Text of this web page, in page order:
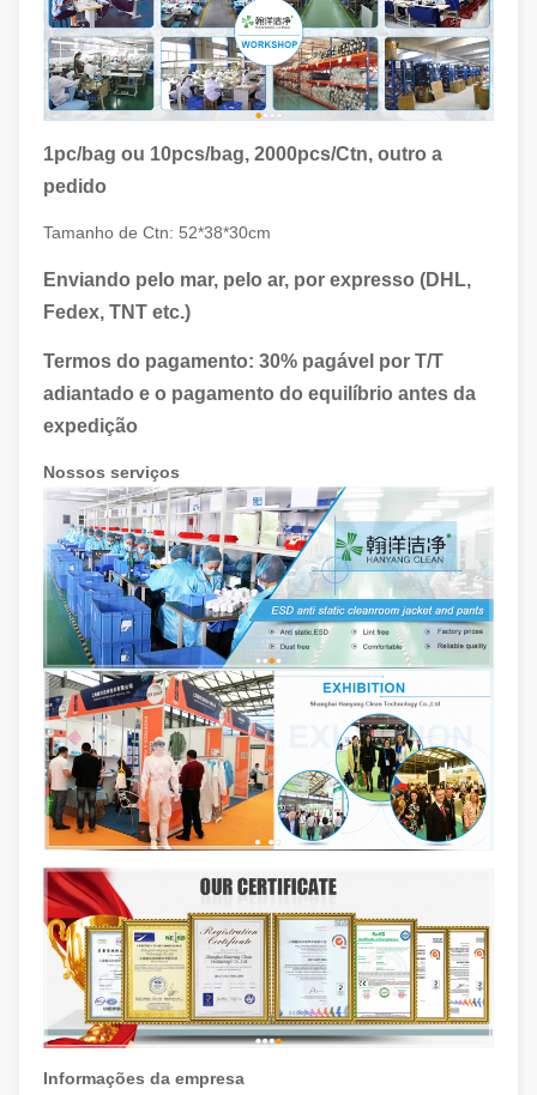
1pc/bag ou 10pcs/bag, 2000pcs/Ctn, outro a
pedido
Tamanho de Ctn: 52*38*30cm
Enviando pelo mar, pelo ar, por expresso (DHL,
Fedex, TNT etc.)
Termos do pagamento: 30% pagável por T/T
adiantado e o pagamento do equilíbrio antes da
expedição
Nossos serviços
Informações da empresa